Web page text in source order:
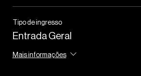
Tipo de ingresso
Entrada Geral
Mais informações